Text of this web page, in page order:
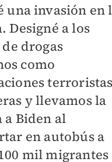
una invasión en
Designé a los
drogas
como
terroristas
y llevamos la
Biden al
en autobús a
mil migrantes